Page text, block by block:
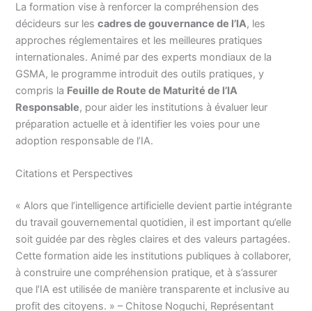
La formation vise à renforcer la compréhension des
décideurs sur lescadres de gouvernance de l’IA, les
approches réglementaires et les meilleures pratiques
internationales. Animé par des experts mondiaux de la
GSMA, le programme introduit des outils pratiques, y
compris la Feuille de Route de Maturité de l’IA
Responsable, pour aider les institutions à évaluer leur
préparation actuelle et à identifier les voies pour une
adoption responsable de l’IA.
Citations et Perspectives
« Alors que l’intelligence artificielle devient partie intégrante
du travail gouvernemental quotidien, il est important qu’elle
soit guidée par des règles claires et des valeurs partagées.
Cette formation aide les institutions publiques à collaborer,
à construire une compréhension pratique, et à s’assurer
que l’IA est utilisée de manière transparente et inclusive au
profit des citoyens. » – Chitose Noguchi, Représentant